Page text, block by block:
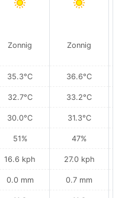
Zonnig
35.3°C
32.7°C
30.0°C
51%
16.6 kph
0.0 mm
Zonnig
36.6°C
33.2°C
31.3°C
47%
27.0 kph
0.7 mm